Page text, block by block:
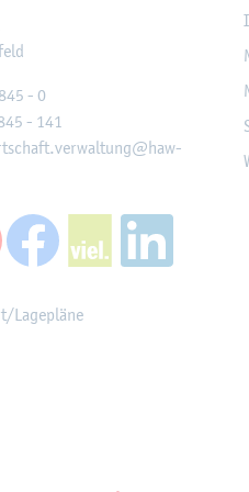
- 0
- 141
La­ge­plä­ne